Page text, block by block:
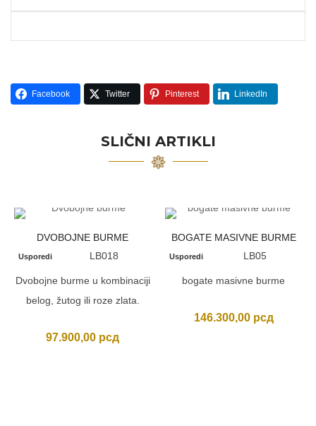
Facebook Twitter Pinterest LinkedIn
SLIČNI ARTIKLI
DVOBOJNE BURME
Usporedi LB018
Dvobojne burme u kombinaciji
belog, žutog ili roze zlata.
97.900,00 рсд
BOGATE MASIVNE BURME
Usporedi LB05
bogate masivne burme
146.300,00 рсд